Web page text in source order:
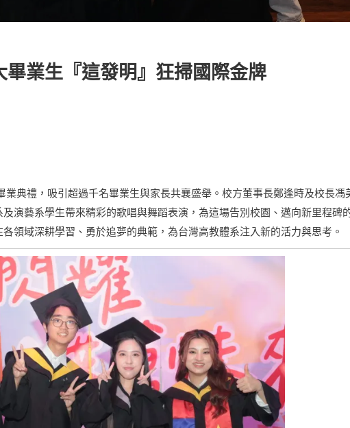
業生『這發明』狂掃國際金牌
典禮，吸引超過千名畢業生與家長共襄盛舉。校方董事長鄭逢時及校長馮
演藝系學生帶來精彩的歌唱與舞蹈表演，為這場告別校園、邁向新里程碑
領域深耕學習、勇於追夢的典範，為台灣高教體系注入新的活力與思考。